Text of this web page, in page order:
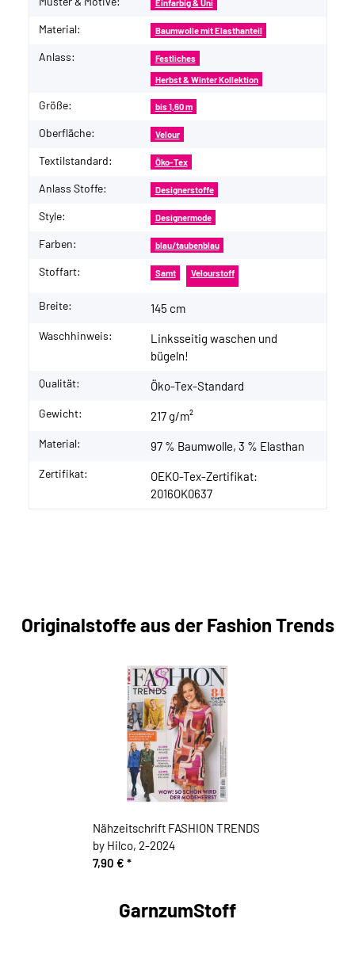
Einfarbig & Uni
Material: Baumwolle mit Elasthanteil
Anlass: Festliches
Herbst & Winter Kollektion
Größe: bis 1,60 m
Oberfläche: Velour
Textilstandard: Öko-Tex
Anlass Stoffe: Designerstoffe
Style: Designermode
Farben: blau/taubenblau
Stoffart: Samt Velourstoff
Breite: 145 cm
Waschhinweis:
Linksseitig waschen und
bügeln!
Qualität: Öko-Tex-Standard
Gewicht: 217 g/m²
Material: 97 % Baumwolle, 3 % Elasthan
Zertifikat:
OEKO-Tex-Zertifikat:
2016OK0637
Originalstoffe aus der Fashion Trends
Nähzeitschrift FASHION TRENDS
by Hilco, 2-2024
7,90 € *
GarnzumStoff